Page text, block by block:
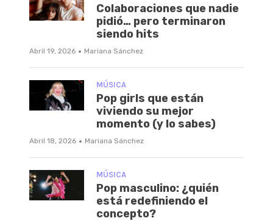
Colaboraciones que nadie
pidió… pero terminaron
siendo hits
Abril 19, 2026 · Mariana Sánchez
MÚSICA
Pop girls que están
viviendo su mejor
momento (y lo sabes)
Abril 18, 2026 · Mariana Sánchez
MÚSICA
Pop masculino: ¿quién
está redefiniendo el
concepto?